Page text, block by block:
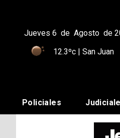
Jueves 6 de Agosto de
12.3ºc | San Juan
Policiales